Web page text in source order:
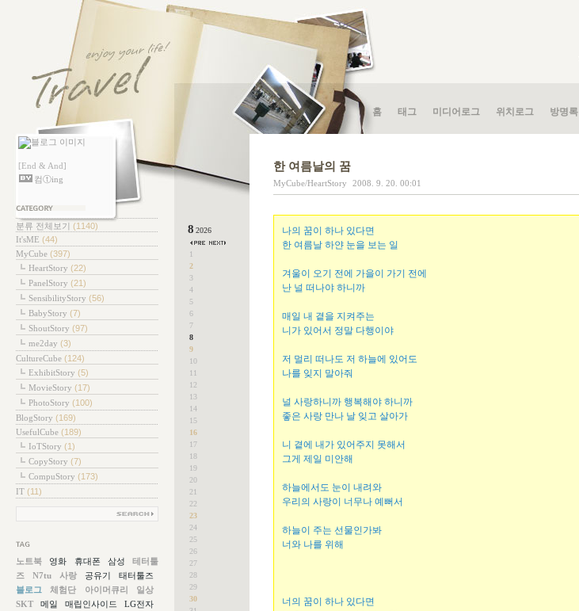
홈 태그 미디어로그 위치로그 방명록
[End & And]
컴ⓣing
테고리
분류 전체보기 (1140)
It'sME (44)
MyCube (397)
HeartStory (22)
PanelStory (21)
SensibilityStory (56)
BabyStory (7)
ShoutStory (97)
me2day (3)
CultureCube (124)
ExhibitStory (5)
MovieStory (17)
PhotoStory (100)
BlogStory (169)
UsefulCube (189)
IoTStory (1)
CopyStory (7)
CompuStory (173)
IT (11)
그목록
노트북 영화 휴대폰 삼성
테터툴
즈
N7tu 사랑 공유기
태터툴즈
블로그
체험단 아이머큐리
일상
SKT
메일 매립인사이드
LG전자
8 2026
1
2
3
4
5
6
7
8
9
10
11
12
13
14
15
16
17
18
19
20
21
22
23
24
25
26
27
28
29
30
한 여름날의 꿈
MyCube/HeartStory 2008. 9. 20. 00:01
나의 꿈이 하나 있다면
한 여름날 하얀 눈을 보는 일
겨울이 오기 전에 가을이 가기 전에
난 널 떠나야 하니까
매일 내 곁을 지켜주는
니가 있어서 정말 다행이야
저 멀리 떠나도 저 하늘에 있어도
나를 잊지 말아줘
널 사랑하니까 행복해야 하니까
좋은 사랑 만나 날 잊고 살아가
니 곁에 내가 있어주지 못해서
그게 제일 미안해
하늘에서도 눈이 내려와
우리의 사랑이 너무나 예뻐서
하늘이 주는 선물인가봐
너와 나를 위해
너의 꿈이 하나 있다면